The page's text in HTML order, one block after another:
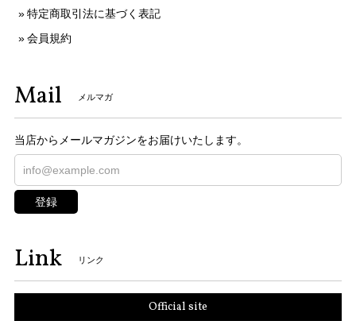
特定商取引法に基づく表記
会員規約
Mail メルマガ
当店からメールマガジンをお届けいたします。
登録
Link リンク
Official site